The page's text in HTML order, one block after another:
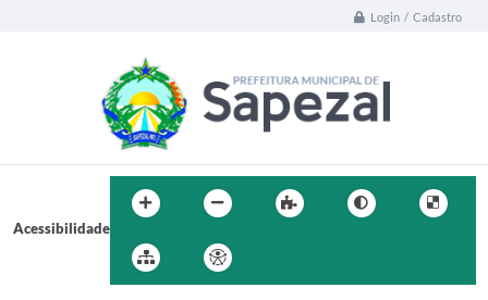
Login / Cadastro
Acessibilidade